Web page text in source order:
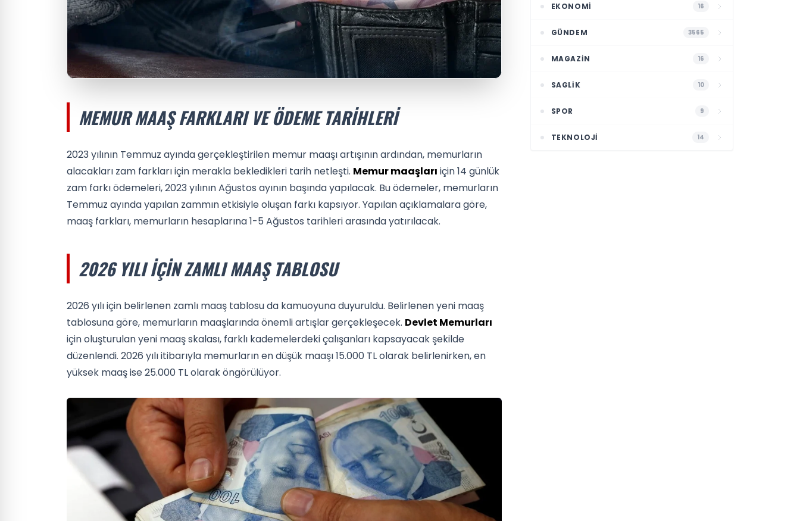
MEMUR MAAŞ FARKLARI VE ÖDEME TARIHLERI
2023 yılının Temmuz ayında gerçekleştirilen memur maaşı artışının ardından, memurların
alacakları zam farkları için merakla bekledikleri tarih netleşti. Memur maaşları için 14 günlük
zam farkı ödemeleri, 2023 yılının Ağustos ayının başında yapılacak. Bu ödemeler, memurların
Temmuz ayında yapılan zammın etkisiyle oluşan farkı kapsıyor. Yapılan açıklamalara göre,
maaş farkları, memurların hesaplarına 1-5 Ağustos tarihleri arasında yatırılacak.
2026 YILI İÇIN ZAMLI MAAŞ TABLOSU
2026 yılı için belirlenen zamlı maaş tablosu da kamuoyuna duyuruldu. Belirlenen yeni maaş
tablosuna göre, memurların maaşlarında önemli artışlar gerçekleşecek. Devlet Memurları
için oluşturulan yeni maaş skalası, farklı kademelerdeki çalışanları kapsayacak şekilde
düzenlendi. 2026 yılı itibarıyla memurların en düşük maaşı 15.000 TL olarak belirlenirken, en
yüksek maaş ise 25.000 TL olarak öngörülüyor.
EKONOMI 16
GÜNDEM 3565
MAGAZIN 16
SAGLIK 10
SPOR 9
TEKNOLOJI 14